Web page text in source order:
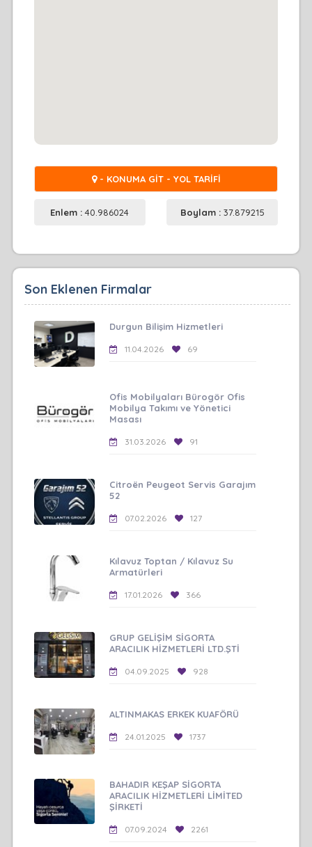
- KONUMA GİT - YOL TARİFİ
Enlem :40.986024 Boylam : 37.879215
Son Eklenen Firmalar
Durgun Bilişim Hizmetleri
11.04.2026 69
Ofis Mobilyaları Bürogör Ofis
Mobilya Takımı ve Yönetici
Masası
31.03.2026 91
Citroën Peugeot Servis Garajım
52
07.02.2026 127
Kılavuz Toptan / Kılavuz Su
Armatürleri
17.01.2026 366
GRUP GELİŞİM SİGORTA
ARACILIK HİZMETLERİ LTD.ŞTİ
04.09.2025 928
ALTINMAKAS ERKEK KUAFÖRÜ
24.01.2025 1737
BAHADIR KEŞAP SİGORTA
ARACILIK HİZMETLERİ LİMİTED
ŞİRKETİ
07.09.2024 2261